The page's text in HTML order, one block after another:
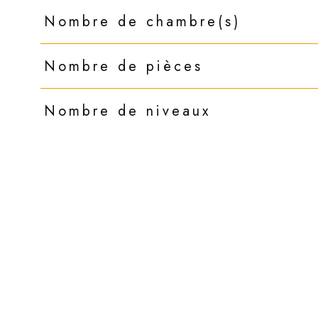
Nombre de chambre(s)
Nombre de pièces
Nombre de niveaux